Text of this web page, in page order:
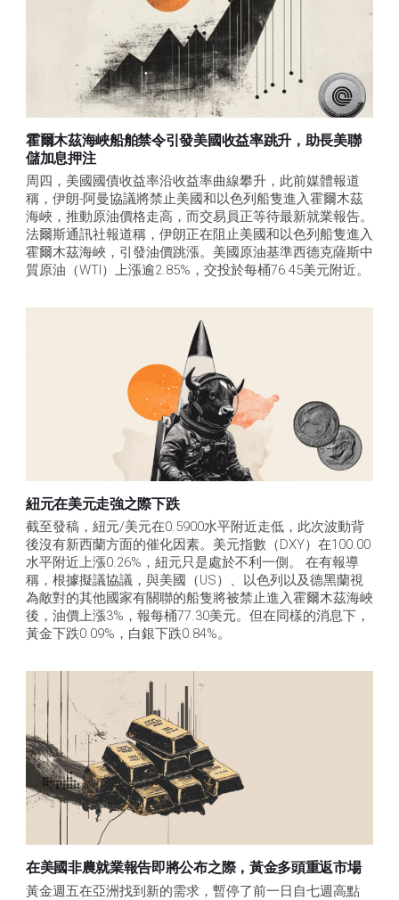
霍爾木茲海峽船舶禁令引發美國收益率跳升，助長美聯
儲加息押注
周四，美國國債收益率沿收益率曲線攀升，此前媒體報道
稱，伊朗-阿曼協議將禁止美國和以色列船隻進入霍爾木茲
海峽，推動原油價格走高，而交易員正等待最新就業報告。
法爾斯通訊社報道稱，伊朗正在阻止美國和以色列船隻進入
霍爾木茲海峽，引發油價跳漲。美國原油基準西德克薩斯中
質原油（WTI）上漲逾2.85%，交投於每桶76.45美元附近。
紐元在美元走強之際下跌
截至發稿，紐元/美元在0.5900水平附近走低，此次波動背
後沒有新西蘭方面的催化因素。美元指數（DXY）在100.00
水平附近上漲0.26%，紐元只是處於不利一側。 在有報導
稱，根據擬議協議，與美國（US）、以色列以及德黑蘭視
為敵對的其他國家有關聯的船隻將被禁止進入霍爾木茲海峽
後，油價上漲3%，報每桶77.30美元。但在同樣的消息下，
黃金下跌0.09%，白銀下跌0.84%。
在美國非農就業報告即將公布之際，黃金多頭重返市場
黃金週五在亞洲找到新的需求，暫停了前一日自七週高點